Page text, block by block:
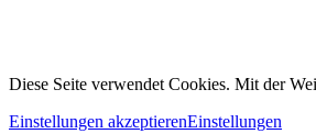
Diese Seite verwendet Cookies. Mit der
Einstellungen akzeptierenEinstellungen